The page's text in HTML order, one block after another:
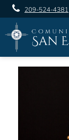
209-524-4381